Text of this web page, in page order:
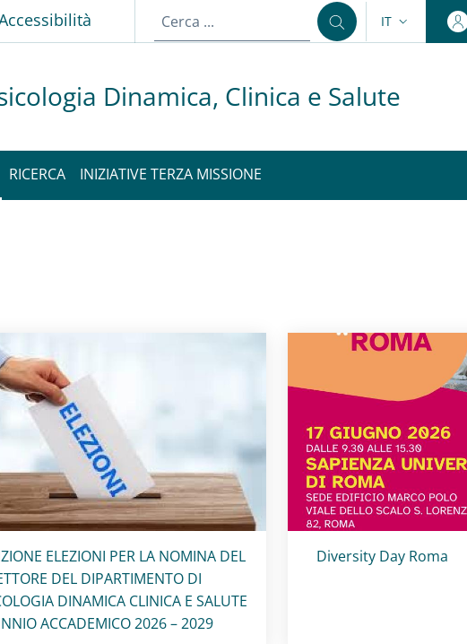
SELETTORE
IT
Dinamica, Clinica e Salute
RICERCA INIZIATIVE TERZA MISSIONE
card:
ELEZIONI PER LA NOMINA DEL
DEL DIPARTIMENTO DI
DINAMICA CLINICA E SALUTE
ACCADEMICO 2026 – 2029
Titolo card:
Diversity Day Roma